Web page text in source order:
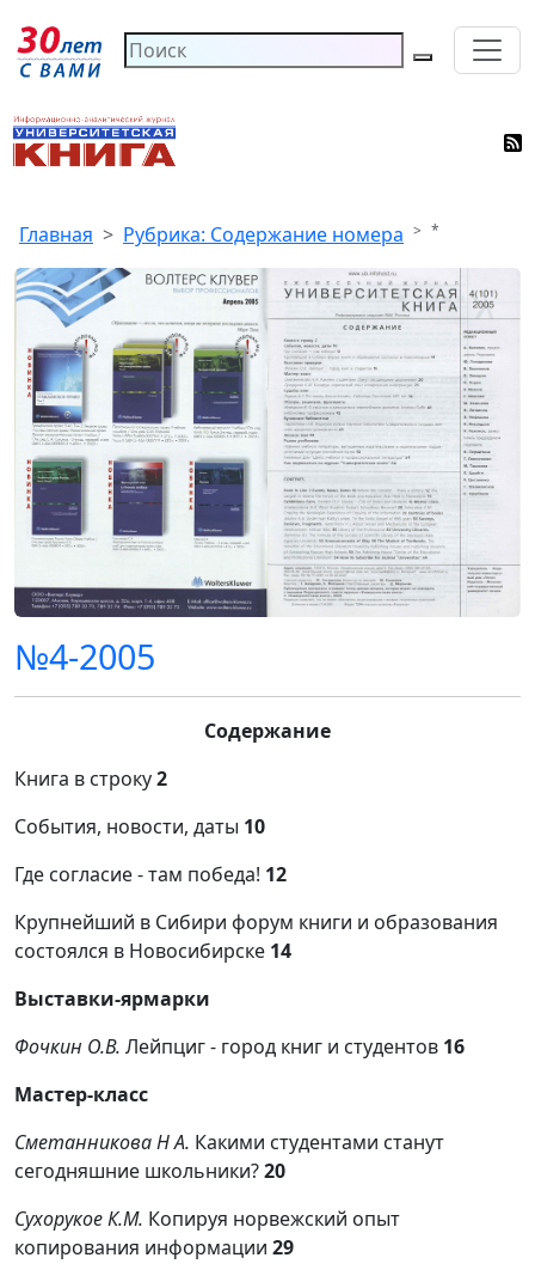
Главная Рубрика: Содержание номера *
№4-2005
Содержание
Книга в строку2
События, новости, даты 10
Где согласие - там победа! 12
Крупнейший в Сибири форум книги и образования
состоялся в Новосибирске 14
Выставки-ярмарки
Фочкин О.В. Лейпциг - город книг и студентов 16
Мастер-класс
Сметанникова Н А. Какими студентами станут
сегодняшние школьники?20
Сухорукое К.М. Копируя норвежский опыт
копирования информации 29